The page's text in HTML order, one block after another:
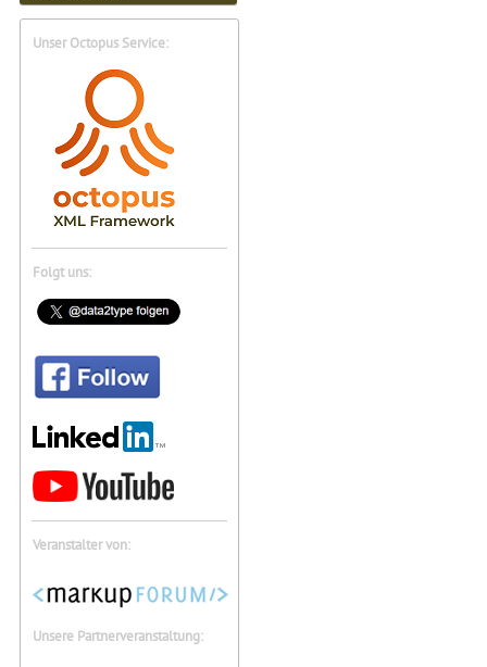
Unser Octopus Service:
Folgt uns:
Veranstalter von:
Unsere Partnerveranstaltung: